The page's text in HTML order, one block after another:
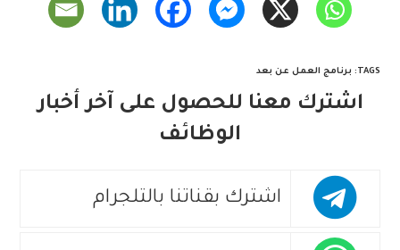
TAGS
: برنامج العمل عن بعد
اشترك معنا للحصول على آخر أخبار
الوظائف
اشترك بقناتنا بالتلجرام